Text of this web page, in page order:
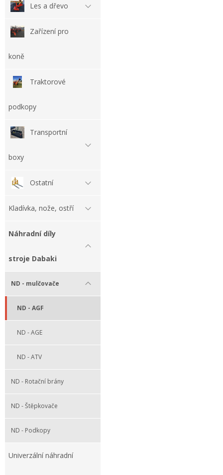
Les a dřevo
Zařízení pro
koně
Traktorové
podkopy
Transportní
boxy
Ostatní
Kladívka, nože, ostří
Náhradní díly
stroje Dabaki
ND - mulčovače
ND - AGF
ND - AGE
ND - ATV
ND - Rotační brány
ND - Štěpkovače
ND - Podkopy
Univerzální náhradní